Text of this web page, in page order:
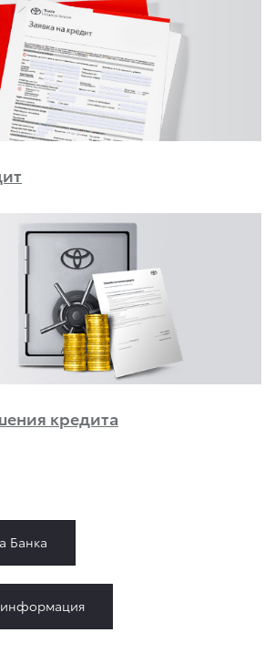
кредита
Банка